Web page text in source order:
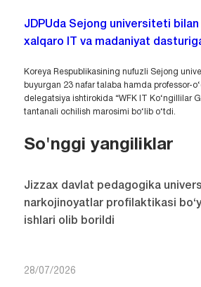
JDPUda Sejong universiteti bilan
xalqaro IT va madaniyat
Koreya Respublikasining nufuzli Sejong
buyurgan 23 nafar talaba hamda professor-
delegatsiya ishtirokida “WFK IT Ko‘ngillilar
tantanali ochilish marosimi bo‘lib o‘tdi.
So'nggi yangiliklar
Jizzax davlat pedagogika
narkojinoyatlar profilaktikasi
ishlari olib borildi
28/07/2026